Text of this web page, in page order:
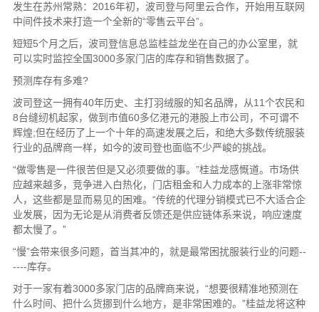
发生在苏州常熟：2016年初，波司登与阿里云合作，开始用互联网
中间件技术来打造一个全新的“零售云平台”。
短短5个月之后，波司登信息总监桂益龙坐在自己的办公室里，就
可以实时监控全国3000多家门店的库存和销售数据了。
预测库存有多难?
波司登这一拥有40年历史、主打羽绒服的知名品牌，从11个农民和
8台缝纫机起家，做到市值60多亿港元的港股上市公司，不可谓不
辉煌;但在经历了上一个十年的高速发展之后，和绝大多数传统服装
行业的品牌商一样，如今的波司登也面临不少严峻的挑战。
“做零售是一件很苦但是又必须要做的事。”桂益龙感慨道。市场供
应越来越多，竞争进入白热化，门店租金和人力成本的上涨非常惊
人，这些都是显而易见的困难。“传统的代理分销模式已不大适合企
业发展，因为无论是从消费者反馈还是供应链体系来说，响应速度
都太慢了。”
“慢”会带来很多问题，首当其冲的，就是最常困扰服装行业的问题--
----库存。
对于一家有着3000多家门店的品牌商来说，“想要很精准地预测在
什么时间、把什么货挪到什么地方，是非常困难的。”桂益龙将这种